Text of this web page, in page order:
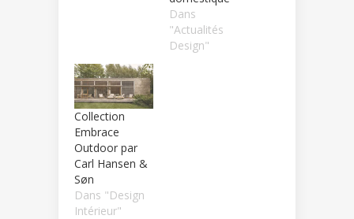
Dans
"Actualités
Design"
Collection
Embrace
Outdoor par
Carl Hansen &
Søn
Dans "Design
Intérieur"